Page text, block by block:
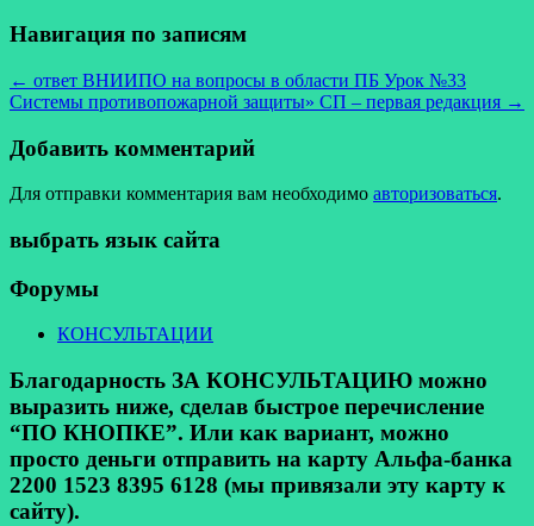
Навигация по записям
← ответ ВНИИПО на вопросы в области ПБ Урок №33
Системы противопожарной защиты» СП – первая редакция →
Добавить комментарий
Для отправки комментария вам необходимо авторизоваться.
выбрать язык сайта
Форумы
КОНСУЛЬТАЦИИ
Благодарность ЗА КОНСУЛЬТАЦИЮ можно
выразить ниже, сделав быстрое перечисление
“ПО КНОПКЕ”. Или как вариант, можно
просто деньги отправить на карту Альфа-банка
2200 1523 8395 6128 (мы привязали эту карту к
сайту).